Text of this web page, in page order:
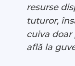
resurse
tuturor,
cuiva doar
află la